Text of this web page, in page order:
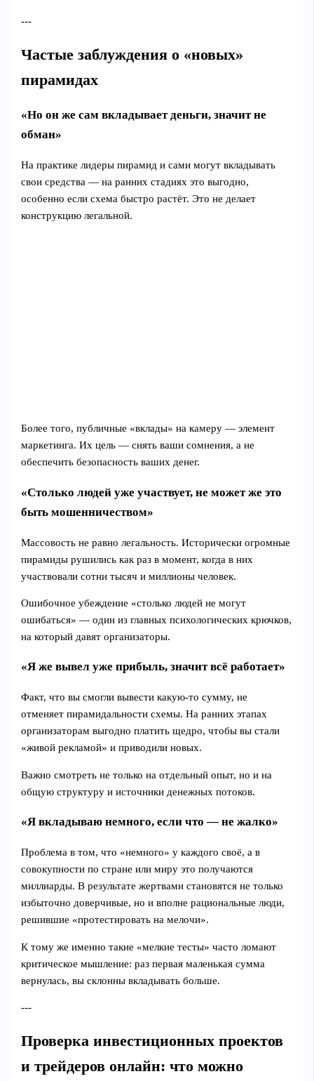
---
Частые заблуждения о «новых»
пирамидах
«Но он же сам вкладывает деньги, значит не
обман»
На практике лидеры пирамид и сами могут вкладывать
свои средства — на ранних стадиях это выгодно,
особенно если схема быстро растёт. Это не делает
конструкцию легальной.
Более того, публичные «вклады» на камеру — элемент
маркетинга. Их цель — снять ваши сомнения, а не
обеспечить безопасность ваших денег.
«Столько людей уже участвует, не может же это
быть мошенничеством»
Массовость не равно легальность. Исторически огромные
пирамиды рушились как раз в момент, когда в них
участвовали сотни тысяч и миллионы человек.
Ошибочное убеждение «столько людей не могут
ошибаться» — один из главных психологических крючков,
на который давят организаторы.
«Я же вывел уже прибыль, значит всё работает»
Факт, что вы смогли вывести какую‑то сумму, не
отменяет пирамидальности схемы. На ранних этапах
организаторам выгодно платить щедро, чтобы вы стали
«живой рекламой» и приводили новых.
Важно смотреть не только на отдельный опыт, но и на
общую структуру и источники денежных потоков.
«Я вкладываю немного, если что — не жалко»
Проблема в том, что «немного» у каждого своё, а в
совокупности по стране или миру это получаются
миллиарды. В результате жертвами становятся не только
избыточно доверчивые, но и вполне рациональные люди,
решившие «протестировать на мелочи».
К тому же именно такие «мелкие тесты» часто ломают
критическое мышление: раз первая маленькая сумма
вернулась, вы склонны вкладывать больше.
---
Проверка инвестиционных проектов
и трейдеров онлайн: что можно